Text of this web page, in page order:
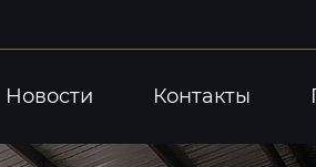
Новости Контакты